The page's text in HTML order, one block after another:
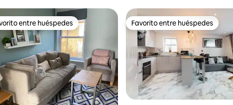
entre huéspedes preferido
entre huéspedes Favorito entre huéspedes
Favorito entre huéspedes